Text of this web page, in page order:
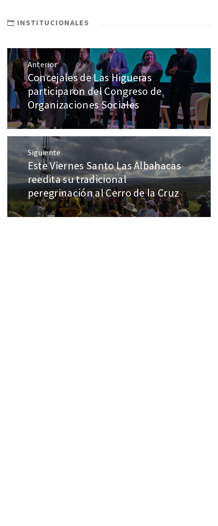
INSTITUCIONALES
Anterior
Concejales de Las Higueras
participaron del Congreso de
Organizaciones Sociales
Siguiente
Este Viernes Santo Las Albahacas
reedita su tradicional
peregrinación al Cerro de la Cruz